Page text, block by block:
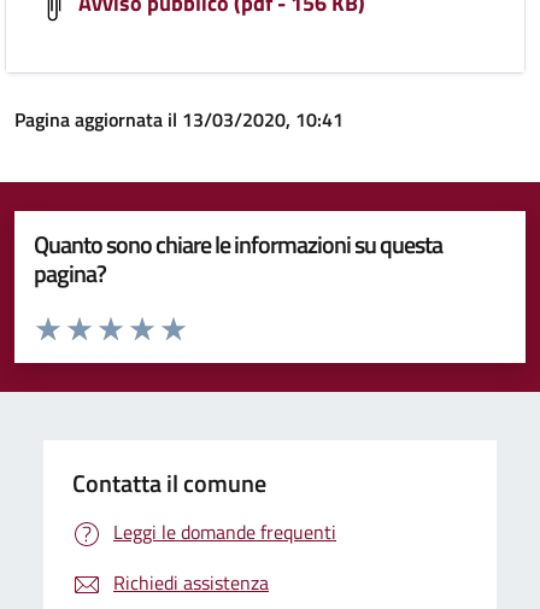
Pagina aggiornata il 13/03/2020, 10:41
Quanto sono chiare le informazioni su questa
pagina?
Valuta da 1 a 5 stelle la pagina
Valuta 5 stelle su 5
Valuta 4 stelle su 5
Valuta 3 stelle su 5
Valuta 2 stelle su 5
Valuta 1 stelle su 5
Contatta il comune
Leggi le domande frequenti
Richiedi assistenza